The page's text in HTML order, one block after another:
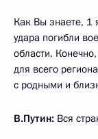
Как Вы знаете, 1
удара погибли
области.
для всего
с родными и
В.Путин: Вся